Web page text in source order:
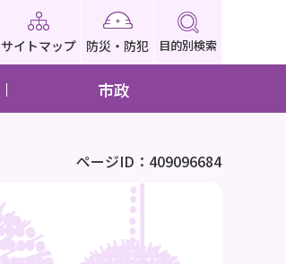
サイトマップ 防災・防犯 目的別検索
市政
ページID：409096684